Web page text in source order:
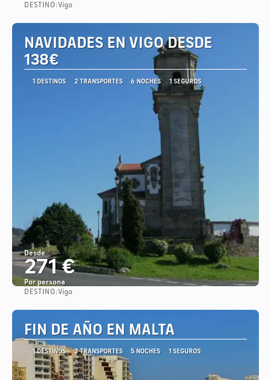
DESTINO: Vigo
NAVIDADES EN VIGO DESDE
138€
1 DESTINOS 2 TRANSPORTES 6 NOCHES 1 SEGUROS
Desde
271 €
Por persona
DESTINO: Vigo
FIN DE AÑO EN MALTA
1 DESTINOS 2 TRANSPORTES 5 NOCHES 1 SEGUROS